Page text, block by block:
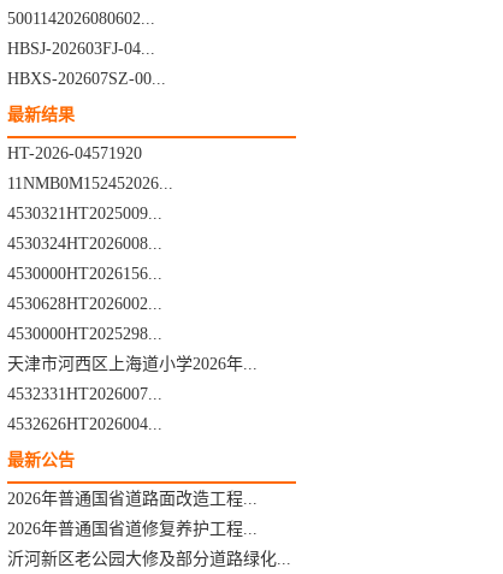
5001142026080602...
HBSJ-202603FJ-04...
HBXS-202607SZ-00...
最新结果
HT-2026-04571920
11NMB0M152452026...
4530321HT2025009...
4530324HT2026008...
4530000HT2026156...
4530628HT2026002...
4530000HT2025298...
天津市河西区上海道小学2026年...
4532331HT2026007...
4532626HT2026004...
最新公告
2026年普通国省道路面改造工程...
2026年普通国省道修复养护工程...
沂河新区老公园大修及部分道路绿化...